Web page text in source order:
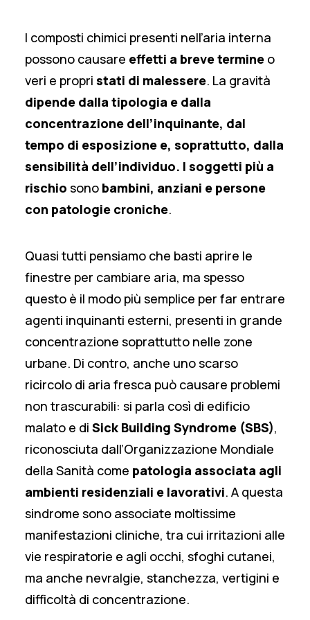
I composti chimici presenti nell’aria interna
possono causare effetti a breve termine o
veri e propri stati di malessere. La gravità
dipende dalla tipologia e dalla
concentrazione dell’inquinante, dal
tempo di esposizione e, soprattutto, dalla
sensibilità dell’individuo. I soggetti più a
rischio sono bambini, anziani e persone
con patologie croniche.
Quasi tutti pensiamo che basti aprire le
finestre per cambiare aria, ma spesso
questo è il modo più semplice per far entrare
agenti inquinanti esterni, presenti in grande
concentrazione soprattutto nelle zone
urbane. Di contro, anche uno scarso
ricircolo di aria fresca può causare problemi
non trascurabili: si parla così di edificio
malato e di Sick Building Syndrome (SBS),
riconosciuta dall’Organizzazione Mondiale
della Sanità come patologia associata agli
ambienti residenziali e lavorativi. A questa
sindrome sono associate moltissime
manifestazioni cliniche, tra cui irritazioni alle
vie respiratorie e agli occhi, sfoghi cutanei,
ma anche nevralgie, stanchezza, vertigini e
difficoltà di concentrazione.